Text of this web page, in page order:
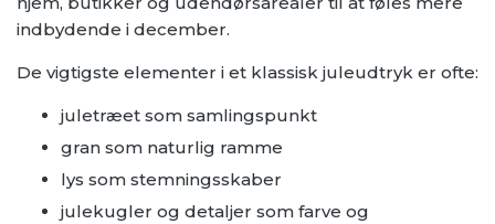
indbydende i december.
De vigtigste elementer i et klassisk juleudtryk er ofte:
juletræet som samlingspunkt
gran som naturlig ramme
lys som stemningsskaber
julekugler og detaljer som farve og